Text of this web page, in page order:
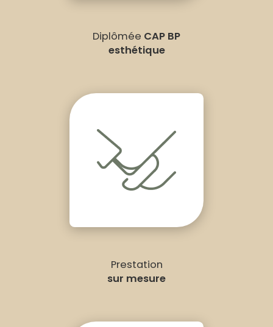
Diplômée CAP BP
esthétique
Prestation
sur mesure